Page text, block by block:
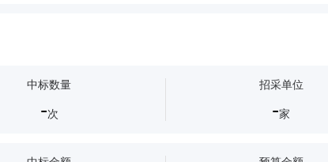
中标数量
-次
招采单位
-家